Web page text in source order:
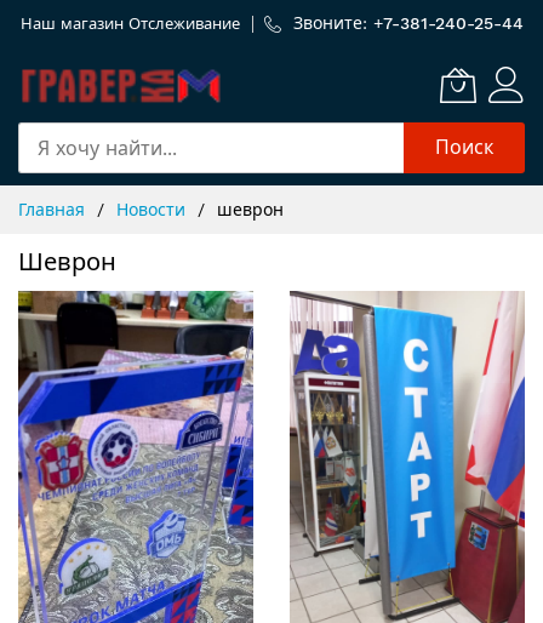
Наш магазин Отслеживание Звоните: +7-381-240-25-44
Поиск
Content
Главная Новости шеврон
Шеврон